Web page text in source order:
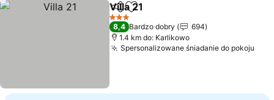
UdostępnijDodaj do ulubionych
Villa 21
3 Kategoria
8,4 Bardzo dobry
694
1.4 km do: Karlikowo
Spersonalizowane śniadanie do pokoju